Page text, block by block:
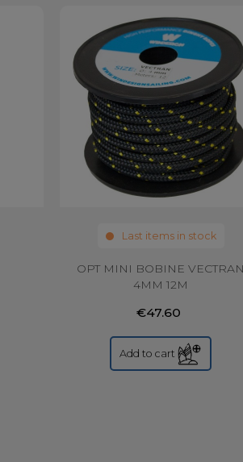
Last items in stock
OPT MINI BOBINE VECTRAN
4MM 12M
€47.60
Add to cart